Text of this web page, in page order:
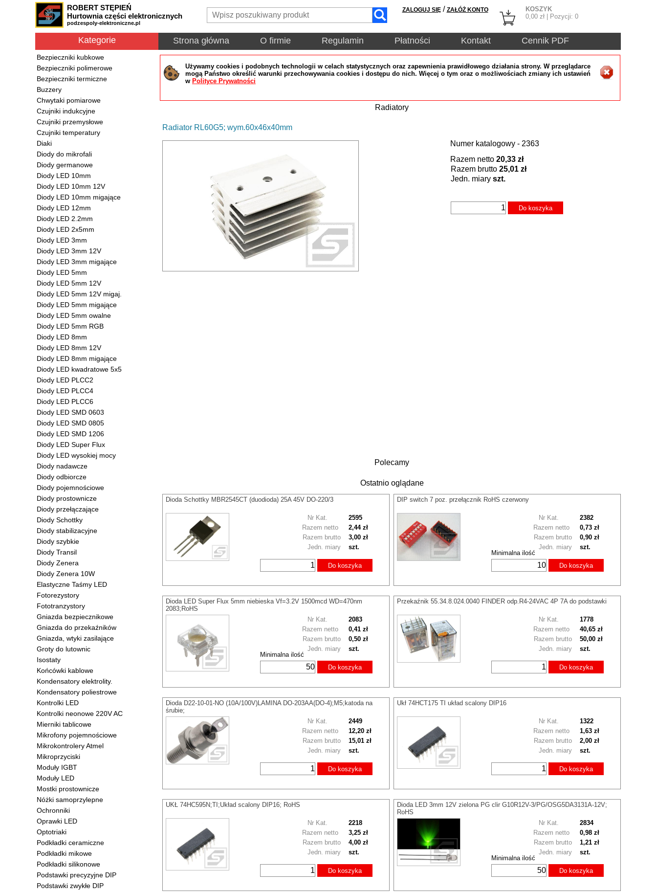
KOSZYK
0,00 zł | Pozycji: 0
Strona główna O firmie Regulamin Płatności Kontakt Cennik PDF
ROBERT STĘPIEŃ
Hurtownia części elektronicznych
podzespoly-elektroniczne.pl
ZALOGUJ SIĘ/ ZAŁÓŻ KONTO
Kategorie
Bezpieczniki kubkowe
Bezpieczniki polimerowe
Bezpieczniki termiczne
Buzzery
Chwytaki pomiarowe
Czujniki indukcyjne
Czujniki przemysłowe
Czujniki temperatury
Diaki
Diody do mikrofali
Diody germanowe
Diody LED 10mm
Diody LED 10mm 12V
Diody LED 10mm migające
Diody LED 12mm
Diody LED 2.2mm
Diody LED 2x5mm
Diody LED 3mm
Diody LED 3mm 12V
Diody LED 3mm migające
Diody LED 5mm
Diody LED 5mm 12V
Diody LED 5mm 12V migaj.
Diody LED 5mm migające
Diody LED 5mm owalne
Diody LED 5mm RGB
Diody LED 8mm
Diody LED 8mm 12V
Diody LED 8mm migające
Diody LED kwadratowe 5x5
Diody LED PLCC2
Diody LED PLCC4
Diody LED PLCC6
Diody LED SMD 0603
Diody LED SMD 0805
Diody LED SMD 1206
Diody LED Super Flux
Diody LED wysokiej mocy
Diody nadawcze
Diody odbiorcze
Diody pojemnościowe
Diody prostownicze
Diody przełączające
Diody Schottky
Diody stabilizacyjne
Diody szybkie
Diody Transil
Diody Zenera
Diody Zenera 10W
Elastyczne Taśmy LED
Fotorezystory
Fototranzystory
Gniazda bezpiecznikowe
Gniazda do przekaźników
Gniazda, wtyki zasilające
Groty do lutownic
Isostaty
Końcówki kablowe
Kondensatory elektrolity.
Kondensatory poliestrowe
Kontrolki LED
Kontrolki neonowe 220V AC
Mierniki tablicowe
Mikrofony pojemnościowe
Mikrokontrolery Atmel
Mikroprzyciski
Moduły IGBT
Moduły LED
Mostki prostownicze
Nóżki samoprzylepne
Ochronniki
Oprawki LED
Optotriaki
Podkładki ceramiczne
Podkładki mikowe
Podkładki silikonowe
Podstawki precyzyjne DIP
Podstawki zwykłe DIP
Używamy cookies i podobnych technologii w celach statystycznych oraz zapewnienia prawidłowego działania strony. W przeglądarce
mogą Państwo określić warunki przechowywania cookies i dostępu do nich. Więcej o tym oraz o możliwościach zmiany ich ustawień
w Polityce Prywatności
Radiatory
Radiator RL60G5; wym.60x46x40mm
Numer katalogowy - 2363
Razem netto 20,33 zł
Razem brutto 25,01 zł
Jedn. miary szt.
Do koszyka
Polecamy
Ostatnio oglądane
Dioda Schottky MBR2545CT (duodioda) 25A 45V DO-220/3
Nr Kat. 2595
Razem brutto 3,00 zł
Razem netto 2,44 zł
Jedn. miary szt.
Do koszyka
DIP switch 7 poz. przełącznik RoHS czerwony
Minimalna ilość
Nr Kat. 2382
Razem brutto 0,90 zł
Razem netto 0,73 zł
Jedn. miary szt.
Do koszyka
Dioda LED Super Flux 5mm niebieska Vf=3.2V 1500mcd WD=470nm
2083;RoHS
Minimalna ilość
Nr Kat. 2083
Razem brutto 0,50 zł
Razem netto 0,41 zł
Jedn. miary szt.
Do koszyka
Przekaźnik 55.34.8.024.0040 FINDER odp.R4-24VAC 4P 7A do podstawki
Nr Kat. 1778
Razem brutto 50,00 zł
Razem netto 40,65 zł
Jedn. miary szt.
Do koszyka
Dioda D22-10-01-NO (10A/100V)LAMINA DO-203AA(DO-4);M5;katoda na
śrubie;
Nr Kat.
2449
Razem brutto 15,01 zł
Razem netto 12,20 zł
Jedn. miary szt.
Do koszyka
Ukł 74HCT175 TI układ scalony DIP16
Nr Kat. 1322
Razem brutto 2,00 zł
Razem netto 1,63 zł
Jedn. miary szt.
Do koszyka
UKŁ 74HC595N;TI;Układ scalony DIP16; RoHS
Nr Kat. 2218
Razem brutto 4,00 zł
Razem netto 3,25 zł
Jedn. miary szt.
Do koszyka
Dioda LED 3mm 12V zielona PG clir G10R12V-3/PG/OSG5DA3131A-12V;
RoHS
Minimalna ilość
Nr Kat. 2834
Razem brutto 1,21 zł
Razem netto 0,98 zł
Jedn. miary szt.
Do koszyka